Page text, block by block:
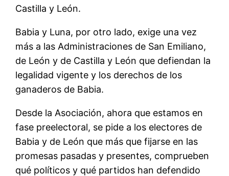
Castilla y León.
Babia y Luna, por otro lado, exige una vez
más a las Administraciones de San Emiliano,
de León y de Castilla y León que defiendan la
legalidad vigente y los derechos de los
ganaderos de Babia.
Desde la Asociación, ahora que estamos en
fase preelectoral, se pide a los electores de
Babia y de León que más que fijarse en las
promesas pasadas y presentes, comprueben
qué políticos y qué partidos han defendido